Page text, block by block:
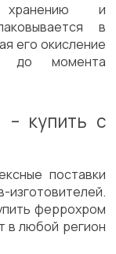
и
в
его окисление
до момента
– купить с
поставки
изготовителей.
феррохром
в любой регион